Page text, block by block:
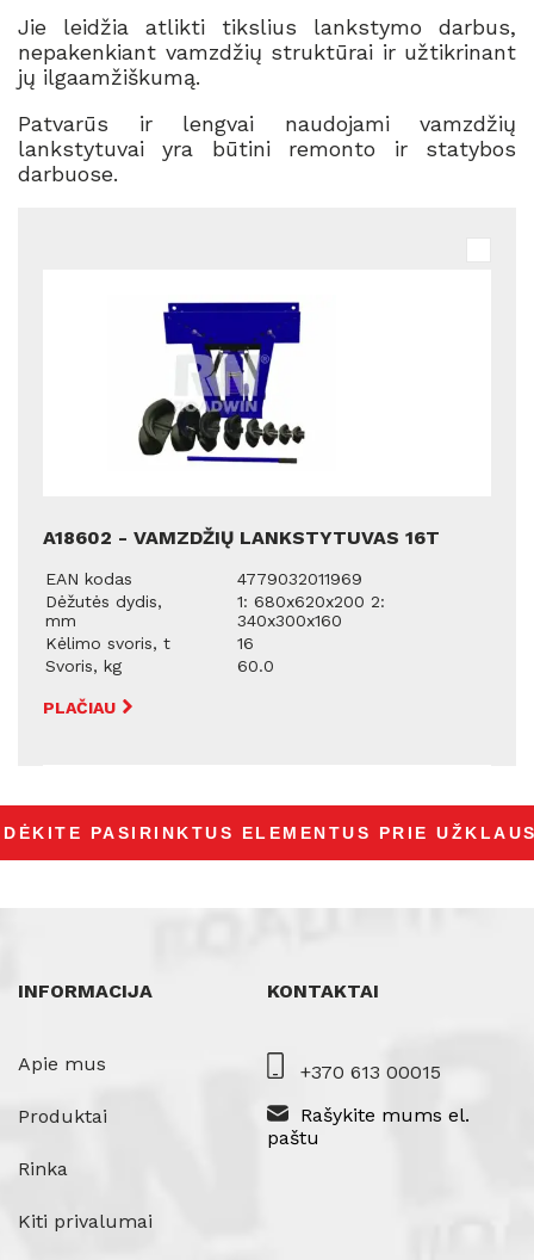
Jie leidžia atlikti tikslius lankstymo darbus,
nepakenkiant vamzdžių struktūrai ir užtikrinant
jų ilgaamžiškumą.
Patvarūs ir lengvai naudojami vamzdžių
lankstytuvai yra būtini remonto ir statybos
darbuose.
A18602 - VAMZDŽIŲ LANKSTYTUVAS 16T
EAN kodas
4779032011969
Dėžutės dydis,
mm
1: 680x620x200 2:
340x300x160
Kėlimo svoris, t
16
Svoris, kg
60.0
PLAČIAU
INFORMACIJA
Apie mus
Produktai
Rinka
Kiti privalumai
KONTAKTAI
+370 613 00015
Rašykite mums el.
paštu